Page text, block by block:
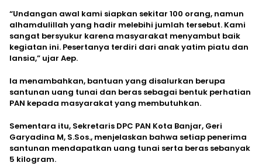
“Undangan awal kami siapkan sekitar 100 orang, namun
alhamdulillah yang hadir melebihi jumlah tersebut. Kami
sangat bersyukur karena masyarakat menyambut baik
kegiatan ini. Pesertanya terdiri dari anak yatim piatu dan
lansia,” ujar Aep.
Ia menambahkan, bantuan yang disalurkan berupa
santunan uang tunai dan beras sebagai bentuk perhatian
PAN kepada masyarakat yang membutuhkan.
Sementara itu, Sekretaris DPC PAN Kota Banjar, Geri
Garyadina M, S.Sos., menjelaskan bahwa setiap penerima
santunan mendapatkan uang tunai serta beras sebanyak
5 kilogram.